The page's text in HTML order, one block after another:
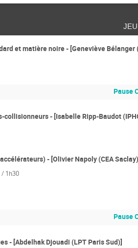
et matière noire - [Geneviève Bélanger
Pause
collisionneurs - [Isabelle Ripp-Baudot
- [Olivier Napoly (CEA
/ 1h30
Pause
- [Abdelhak Djouadi (LPT Paris Sud)]